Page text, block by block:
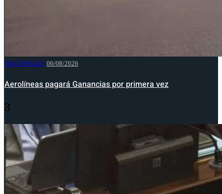
NACIONALES 06/08/2026
Aerolíneas pagará Ganancias por primera vez
3